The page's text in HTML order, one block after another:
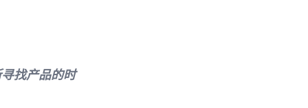
找产品的时